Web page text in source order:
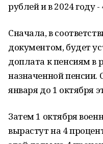
рублей и в 2024 году
Сначала, в
документом, будет
доплата к пенсиям в
назначенной пенсии.
января до 1 октября
Затем 1 октября
вырастут на 4